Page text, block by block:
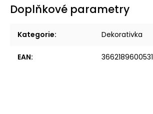
Doplňkové parametry
Kategorie: Dekorativka
EAN: 3662189600531